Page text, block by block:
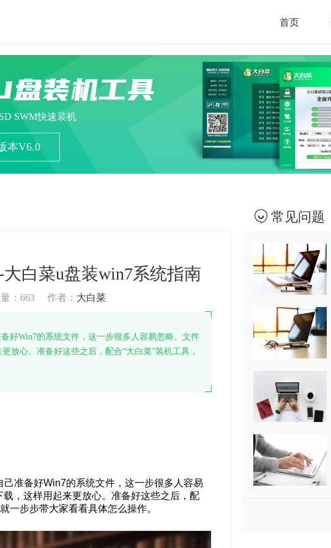
首页
盘装机工具
SWM快速装机
本V6.0
白菜u盘装win7系统指南
： 663 作者： 大白菜
好Win7的系统文件，这一步很多人容易忽略。文件
放心。准备好这些之后，配合“大白菜”装机工具，
准备好Win7的系统文件，这一步很多人容易
，这样用起来更放心。准备好这些之后，配
一步步带大家看看具体怎么操作。
常见问题